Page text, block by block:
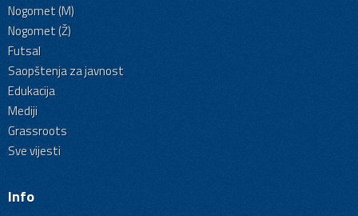
Nogomet (M)
Nogomet (Ž)
Futsal
Saopštenja za javnost
Edukacija
Mediji
Grassroots
Sve vijesti
Info